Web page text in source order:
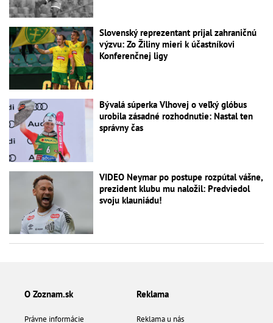
Slovenský reprezentant prijal zahraničnú
výzvu: Zo Žiliny mieri k účastníkovi
Konferenčnej ligy
Bývalá súperka Vlhovej o veľký glóbus
urobila zásadné rozhodnutie: Nastal ten
správny čas
VIDEO Neymar po postupe rozpútal vášne,
prezident klubu mu naložil: Predviedol
svoju klauniádu!
O Zoznam.sk
Právne informácie
Reklama
Reklama u nás